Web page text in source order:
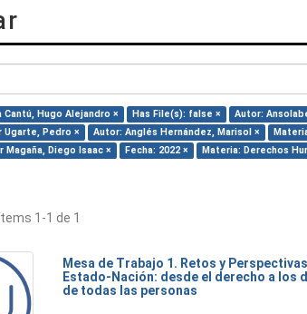
Cantú, Hugo Alejandro × Has File(s): false × Autor:
Ugarte, Pedro ×
Autor: Anglés Hernández, Marisol ×
Magaña, Diego Isaac ×
Fecha: 2022 × Materia: Derechos
1-1 de 1
Mesa de Trabajo 1. Retos y
Estado-Nación: desde el derecho a los
de todas las personas